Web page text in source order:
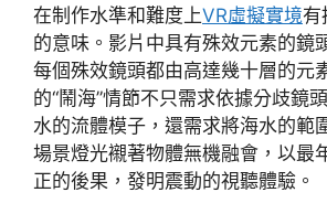
在制作水準和難度上VR虛擬實境有
的意味。影片中具有殊效元素的鏡
每個殊效鏡頭都由高達幾十層的元
的“鬧海”情節不只需求依據分歧鏡
水的流體模子，還需求將海水的範
場景燈光襯著物體無機融會，以最
正的後果，發明震動的視聽體驗。